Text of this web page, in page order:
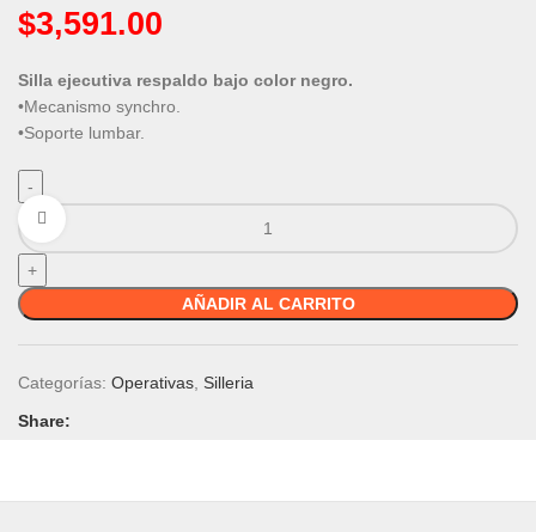
$3,591.00
Silla ejecutiva respaldo bajo color negro.
•Mecanismo synchro.
•Soporte lumbar.
AÑADIR AL CARRITO
Categorías: Operativas Silleria
Share: